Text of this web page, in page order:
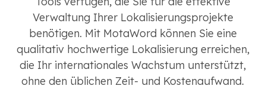
Verwaltung Ihrer Lokalisierungsprojekte
benötigen. Mit MotaWord können Sie eine
qualitativ hochwertige Lokalisierung erreichen,
die Ihr internationales Wachstum unterstützt,
ohne den üblichen Zeit- und Kostenaufwand.